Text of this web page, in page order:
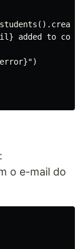
added to
o e-mail do